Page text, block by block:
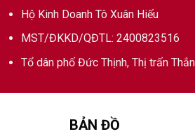
Hộ Kinh Doanh Tô Xuân Hiếu
MST/ĐKKD/QĐTL: 2400823516
Tổ dân phố Đức Thịnh, Thị trấn
BẢN ĐỒ